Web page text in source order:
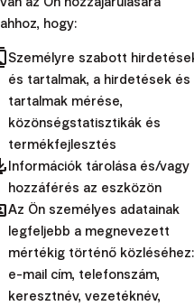
Még a kis összegű
különbséget
pedig ezeket az első
Önnek, a pénze még
ezt a lehetőséget, az
érvényes.
Ajánlja a
közeli
Ha már a Finaxszal fektet
arra,hogy a befektetést
ahhoz, hogy:
Személyre szabott
és tartalmak, a hirdetések és
tartalmak mérése,
közönségstatisztikák és
termékfejlesztés
Információk tárolása és/vagy
hozzáférés az eszközön
Az Ön személyes adatainak
legfeljebb a megnevezett
mértékig történő közléséhez:
e-mail cím, telefonszám,
keresztnév, vezetéknév,